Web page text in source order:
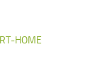
HOME